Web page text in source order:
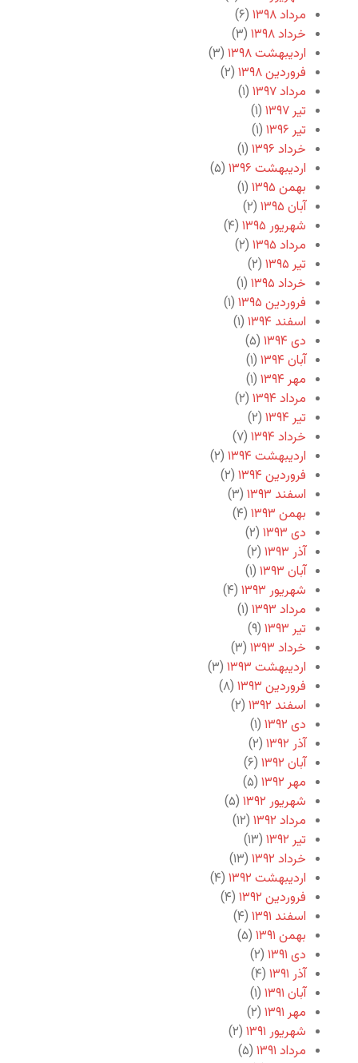
مرداد ۱۳۹۸
(۶)
خرداد ۱۳۹۸
(۳)
اردیبهشت ۱۳۹۸
(۳)
فروردین ۱۳۹۸
(۲)
مرداد ۱۳۹۷
(۱)
تیر ۱۳۹۷
(۱)
تیر ۱۳۹۶
(۱)
خرداد ۱۳۹۶
(۱)
اردیبهشت ۱۳۹۶
(۵)
بهمن ۱۳۹۵
(۱)
آبان ۱۳۹۵
(۲)
شهریور ۱۳۹۵
(۴)
مرداد ۱۳۹۵
(۲)
تیر ۱۳۹۵
(۲)
خرداد ۱۳۹۵
(۱)
فروردین ۱۳۹۵
(۱)
اسفند ۱۳۹۴
(۱)
دی ۱۳۹۴
(۵)
آبان ۱۳۹۴
(۱)
مهر ۱۳۹۴
(۱)
مرداد ۱۳۹۴
(۲)
تیر ۱۳۹۴
(۲)
خرداد ۱۳۹۴
(۷)
اردیبهشت ۱۳۹۴
(۲)
فروردین ۱۳۹۴
(۲)
اسفند ۱۳۹۳
(۳)
بهمن ۱۳۹۳
(۴)
دی ۱۳۹۳
(۲)
آذر ۱۳۹۳
(۲)
آبان ۱۳۹۳
(۱)
شهریور ۱۳۹۳
(۴)
مرداد ۱۳۹۳
(۱)
تیر ۱۳۹۳
(۹)
خرداد ۱۳۹۳
(۳)
اردیبهشت ۱۳۹۳
(۳)
فروردین ۱۳۹۳
(۸)
اسفند ۱۳۹۲
(۲)
دی ۱۳۹۲
(۱)
آذر ۱۳۹۲
(۲)
آبان ۱۳۹۲
(۶)
مهر ۱۳۹۲
(۵)
شهریور ۱۳۹۲
(۵)
مرداد ۱۳۹۲
(۱۲)
تیر ۱۳۹۲
(۱۳)
خرداد ۱۳۹۲
(۱۳)
اردیبهشت ۱۳۹۲
(۴)
فروردین ۱۳۹۲
(۴)
اسفند ۱۳۹۱
(۴)
بهمن ۱۳۹۱
(۵)
دی ۱۳۹۱
(۲)
آذر ۱۳۹۱
(۴)
آبان ۱۳۹۱
(۱)
مهر ۱۳۹۱
(۲)
شهریور ۱۳۹۱
(۲)
مرداد ۱۳۹۱
(۵)